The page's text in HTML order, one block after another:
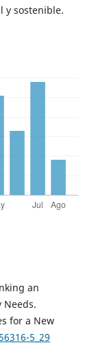
y sostenible.
an
Needs.
for a New
5_29